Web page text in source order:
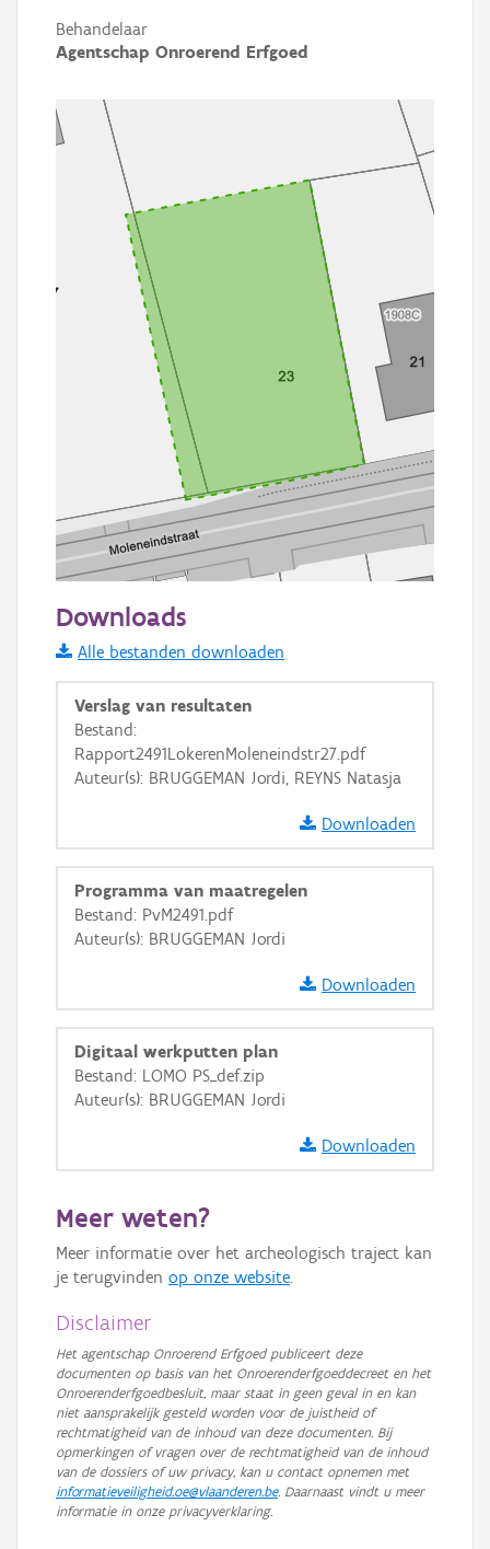
Behandelaar
Agentschap Onroerend Erfgoed
Informatie Vlaanderen
i
+ −
Basis Lagen
Ortho
GRB-Basiskaart in grijswaarden
Downloads
Alle bestanden downloaden
Verslag van resultaten
Bestand:
Rapport2491LokerenMoleneindstr27.pdf
Auteur(s): BRUGGEMAN Jordi, REYNS Natasja
Downloaden
Programma van maatregelen
Bestand: PvM2491.pdf
Auteur(s): BRUGGEMAN Jordi
Downloaden
Digitaal werkputten plan
Bestand: LOMO PS_def.zip
Auteur(s): BRUGGEMAN Jordi
Downloaden
Meer weten?
Meer informatie over het archeologisch traject kan
je terugvinden op onze website.
Disclaimer
Het agentschap Onroerend Erfgoed publiceert deze
documenten op basis van het Onroerenderfgoeddecreet en het
Onroerenderfgoedbesluit, maar staat in geen geval in en kan
niet aansprakelijk gesteld worden voor de juistheid of
rechtmatigheid van de inhoud van deze documenten. Bij
opmerkingen of vragen over de rechtmatigheid van de inhoud
van de dossiers of uw privacy, kan u contact opnemen met
informatieveiligheid.oe@vlaanderen.be. Daarnaast vindt u meer
informatie in onze privacyverklaring.